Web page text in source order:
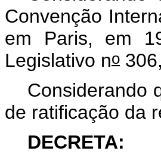
Convenção
em Paris, em
Legislativo no
Considerando
de ratificação da
DECRETA: